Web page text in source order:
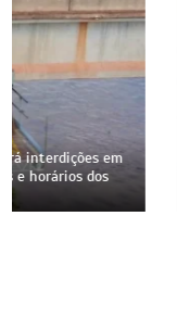
Escândalo em
prisão mantida
saiba o que ele fez